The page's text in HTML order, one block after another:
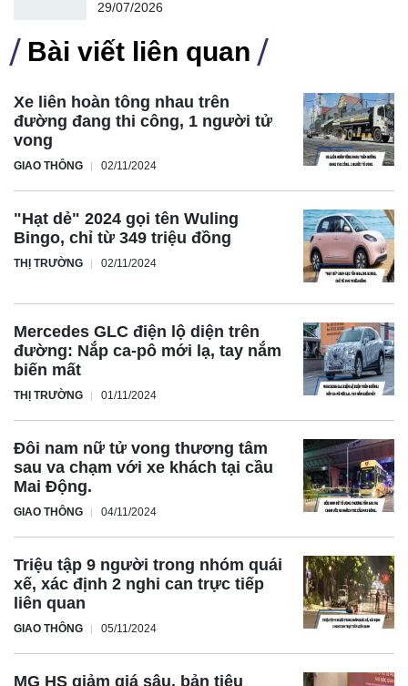
29/07/2026
Bài viết liên quan
Xe liên hoàn tông nhau trên
đường đang thi công, 1 người tử
vong
GIAO THÔNG 02/11/2024
"Hạt dẻ" 2024 gọi tên Wuling
Bingo, chỉ từ 349 triệu đồng
THỊ TRƯỜNG 02/11/2024
Mercedes GLC điện lộ diện trên
đường: Nắp ca-pô mới lạ, tay nắm
biến mất
THỊ TRƯỜNG 01/11/2024
Đôi nam nữ tử vong thương tâm
sau va chạm với xe khách tại cầu
Mai Động.
GIAO THÔNG 04/11/2024
Triệu tập 9 người trong nhóm quái
xế, xác định 2 nghi can trực tiếp
liên quan
GIAO THÔNG 05/11/2024
MG HS giảm giá sâu, bản tiêu